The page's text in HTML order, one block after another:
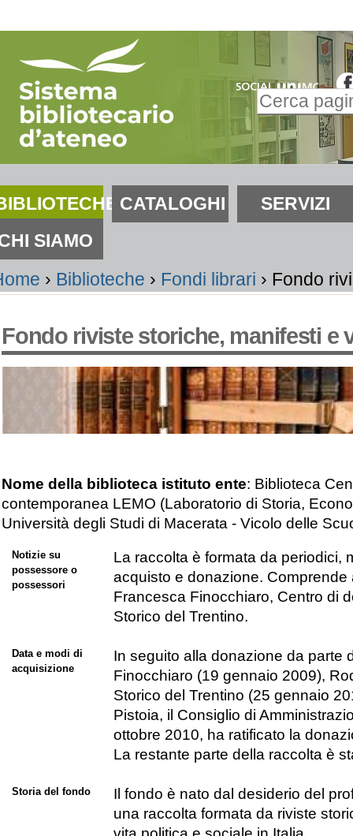
Inserire il
Ricerca
avanzata…
CATALOGHI
SERVIZI
SIAMO
› Biblioteche › Fondi librari › Fondo
Fondo riviste storiche, manifesti e
Nome della biblioteca istituto ente: Biblioteca
contemporanea LEMO (Laboratorio di Storia,
Università degli Studi di Macerata - Vicolo delle
Notizie su
possessore o
possessori
La raccolta è formata da periodici,
acquisto e donazione.
Francesca Finocchiaro, Centro di
Storico del Trentino.
Data e modi di
acquisizione
In seguito alla donazione da parte
Finocchiaro (19 gennaio 2009),
Storico del Trentino (25 gennaio
Pistoia, il Consiglio di
ottobre 2010, ha ratificato la
La restante parte della raccolta è
Storia del fondo
Il fondo è nato dal desiderio del
una raccolta formata da riviste